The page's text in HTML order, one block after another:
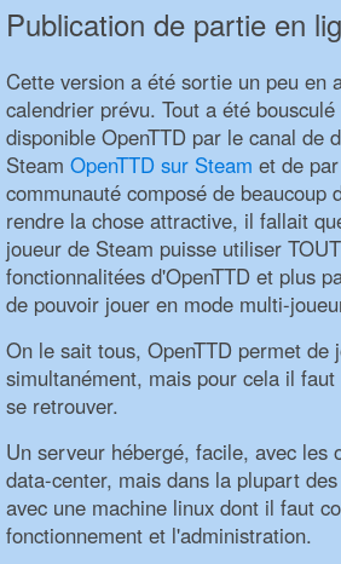
Publication de partie en
Cette version a été sortie un peu en
calendrier prévu. Tout a été
disponible OpenTTD par le canal de
Steam OpenTTD sur Steam et de
communauté composé de beaucoup
rendre la chose attractive, il fallait
joueur de Steam puisse utiliser
fonctionnalitées d'OpenTTD et plus
de pouvoir jouer en mode multi-
On le sait tous, OpenTTD permet de
simultanément, mais pour cela il
se retrouver.
Un serveur hébergé, facile, avec les
data-center, mais dans la plupart
avec une machine linux dont il faut
fonctionnement et l'administration.